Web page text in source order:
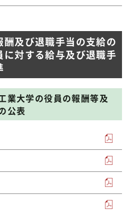
及び退職手当の支給の
に対する給与及び退職手
業大学の役員の報酬等及
公表